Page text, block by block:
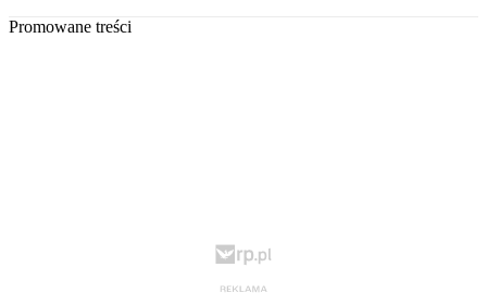
Promowane treści